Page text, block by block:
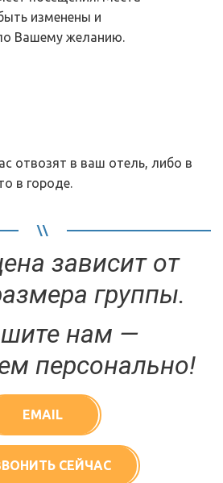
изменены и
Вашему желанию.
отвозят в ваш отель, либо в
в городе.
зависит от
группы.
нам —
персонально!
EMAIL
СЕЙЧАС